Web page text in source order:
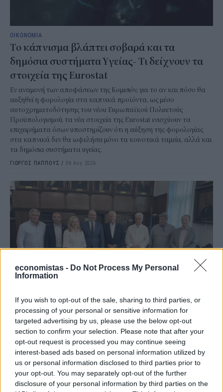
economistas - Do Not Process My Personal
Information
If you wish to opt-out of the sale, sharing to third parties, or
processing of your personal or sensitive information for
targeted advertising by us, please use the below opt-out
section to confirm your selection. Please note that after your
opt-out request is processed you may continue seeing
interest-based ads based on personal information utilized by
us or personal information disclosed to third parties prior to
your opt-out. You may separately opt-out of the further
disclosure of your personal information by third parties on the
ΟΙΚΟΝΟΜΙΑ
Το κάπνισμα βλάπτει σοβαρά και τα
δημόσια συστήματα Υγείας- Τι δείχνουν τα
στοιχεία της Eurostat
Εν αναμονή των αποφάσεων της Κομισιόν, για το αν και πόσο θα
αυξηθεί η φορολογία στα καπνικά προϊόντα, ως μέσο
αυτοχρηματοδότησης του νέου Ευρωπαϊκού Πολυετούς
Προϋπολογισμού, τα νέα στοιχεία της Eurostat ενισχύουν τα
επιχειρήματα όσων υποστηρίζουν ότι η αύξηση της φορολογίας
στα καπνικά δεν θα ωφελήσει μόνο τα κοινοτικά ταμεία, αλλά και
τα δημόσια συστήματα υγείας.
ΓΙΩΡΓΟΣ ΠΑΠΠΟΥΣ / 06 Αυγ 2026
ΟΙΚΟΝΟΜΙΑ
Οι 10 προτάσεις του Εμπορικού Συλλόγου
Αθηνών για τις ΜμΕ
Με τον Υφυπουργό Εθνικής Οικονομίας και Οικονομικών, Δημήτρη
Μαρκόπουλο, συναντήθηκε το Διοικητικό Συμβούλιο του
Εμπορικού Συλλόγου Αθηνών, την Τρίτη 4 Αυγούστου.
NEWSROOM/ 05 Αυγ 2026